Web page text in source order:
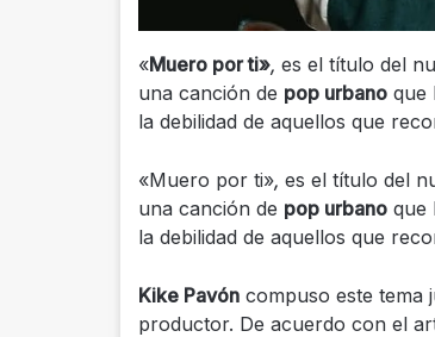
«Muero por ti», es el título del
una canción de pop urbanoque
la debilidad de aquellos que
«Muero por ti», es el título del
una canción de pop urbanoque
la debilidad de aquellos que
Kike Pavóncompuso este tema
productor. De acuerdo con el